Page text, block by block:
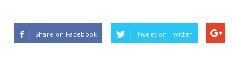
Share on Facebook Tweet on Twitter